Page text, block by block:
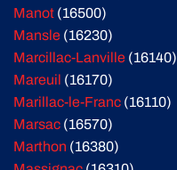
Manot (16500)
Mansle (16230)
Marcillac-Lanville (16140)
Mareuil (16170)
Marillac-le-Franc (16110)
Marsac (16570)
Marthon (16380)